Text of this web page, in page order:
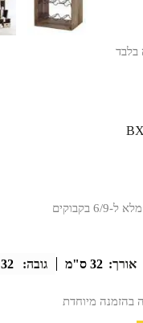
בקבוקים
אורך: 32 ס"מ גובה: 32 ס"מ
בהזמנה מיוחדת